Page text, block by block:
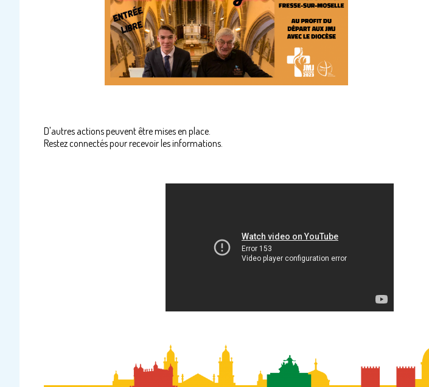
D'autres actions peuvent être mises en place.
Restez connectés pour recevoir les informations.